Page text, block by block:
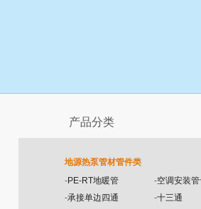
产品分类
地源热泵管材管件类
-PE-RT地暖管 -空调安装
-承接单边四通 -十三通